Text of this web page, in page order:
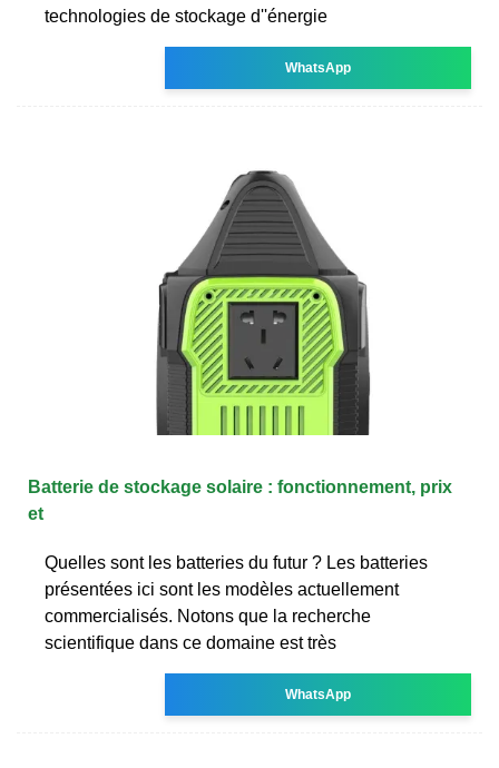
technologies de stockage d''énergie
WhatsApp
Batterie de stockage solaire : fonctionnement, prix
et
Quelles sont les batteries du futur ? Les batteries
présentées ici sont les modèles actuellement
commercialisés. Notons que la recherche
scientifique dans ce domaine est très
WhatsApp